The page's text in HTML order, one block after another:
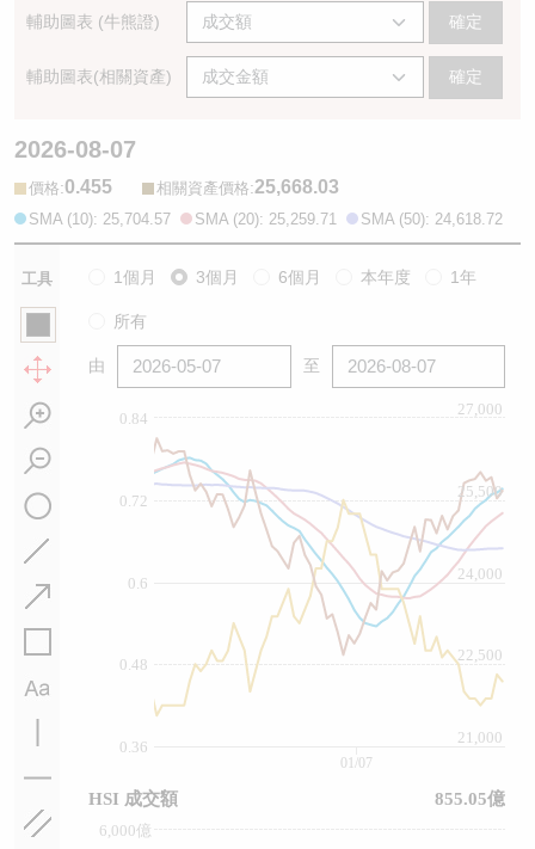
輔助圖表 (牛熊證) 確定
輔助圖表(相關資產) 確定
2026-08-07
價格:0.455 相關資產價格:25,668.03
SMA (10): 25,704.57 SMA (20): 25,259.71 SMA (50): 24,618.72
工具 1個月 3個月 6個月 本年度 1年
所有
由 至
0.6
0.36
0.48
0.72
0.84
24,000
21,000
22,500
25,500
27,000
6,000億
01/07
HSI 成交額 855.05億